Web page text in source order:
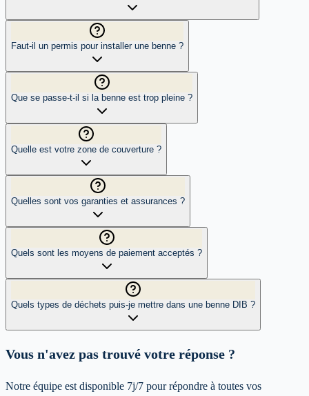
Faut-il un permis pour installer une benne ?
Que se passe-t-il si la benne est trop pleine ?
Quelle est votre zone de couverture ?
Quelles sont vos garanties et assurances ?
Quels sont les moyens de paiement acceptés ?
Quels types de déchets puis-je mettre dans une benne DIB ?
Vous n'avez pas trouvé votre réponse ?
Notre équipe est disponible 7j/7 pour répondre à toutes vos